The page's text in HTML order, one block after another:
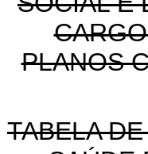
PLANOS
TABELA